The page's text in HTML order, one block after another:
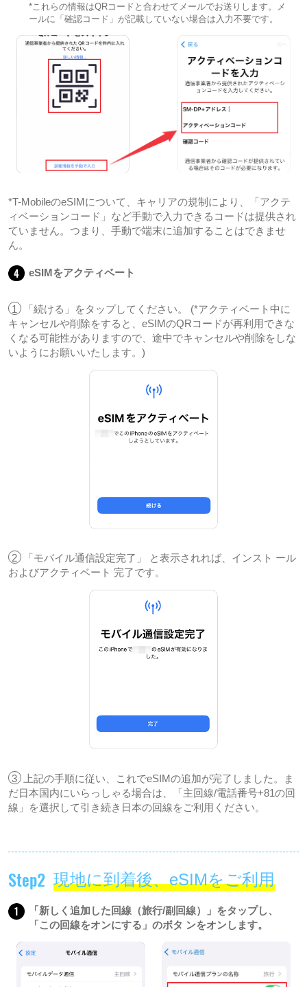
*これらの情報はQRコードと合わせてメールでお送りします。メ
ールに「確認コード」が記載していない場合は入力不要です。
*T-MobileのeSIMについて、キャリアの規制により、「アクテ
ィベーションコード」など手動で入力できるコードは提供され
ていません。つまり、手動で端末に追加することはできませ
ん。
4 eSIMをアクティベート
1
「続ける」をタップしてください。 (*アクティベート中に
キャンセルや削除をすると、eSIMのQRコードが再利用できな
くなる可能性がありますので、途中でキャンセルや削除をしな
いようにお願いいたします。)
2
「モバイル通信設定完了」 と表示されれば、インスト ール
およびアクティベート 完了です。
3
上記の手順に従い、これでeSIMの追加が完了しました。ま
だ日本国内にいらっしゃる場合は、「主回線/電話番号+81の回
線」を選択して引き続き日本の回線をご利用ください。
Step2 現地に到着後、eSIMをご利用
1
「新しく追加した回線（旅行/副回線）」をタップし、
「この回線をオンにする」のボタ ンをオンします。